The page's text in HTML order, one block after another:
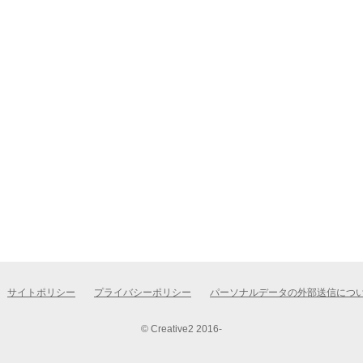
サイトポリシー プライバシーポリシー パーソナルデータの外部送信につ
© Creative2 2016-